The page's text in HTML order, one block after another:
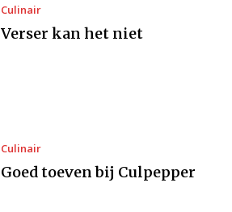
Culinair
Verser kan het niet
Culinair
Goed toeven bij Culpepper